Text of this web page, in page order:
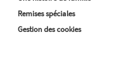
Remises spéciales
Gestion des cookies